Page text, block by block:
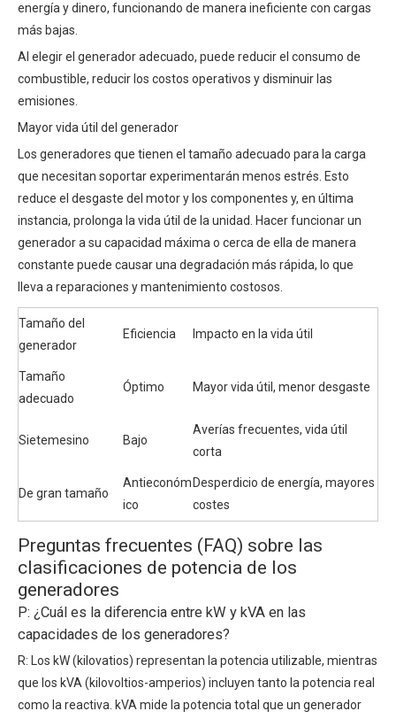
energía y dinero, funcionando de manera ineficiente con cargas
más bajas.
Al elegir el generador adecuado, puede reducir el consumo de
combustible, reducir los costos operativos y disminuir las
emisiones.
Mayor vida útil del generador
Los generadores que tienen el tamaño adecuado para la carga
que necesitan soportar experimentarán menos estrés. Esto
reduce el desgaste del motor y los componentes y, en última
instancia, prolonga la vida útil de la unidad. Hacer funcionar un
generador a su capacidad máxima o cerca de ella de manera
constante puede causar una degradación más rápida, lo que
lleva a reparaciones y mantenimiento costosos.
Tamaño del
generador
Eficiencia Impacto en la vida útil
Tamaño
adecuado
Óptimo Mayor vida útil, menor desgaste
Sietemesino Bajo
Averías frecuentes, vida útil
corta
De gran tamaño
Antieconóm
ico
Desperdicio de energía, mayores
costes
Preguntas frecuentes (FAQ) sobre las
clasificaciones de potencia de los
generadores
P: ¿Cuál es la diferencia entre kW y kVA en las
capacidades de los generadores?
R: Los kW (kilovatios) representan la potencia utilizable, mientras
que los kVA (kilovoltios-amperios) incluyen tanto la potencia real
como la reactiva. kVA mide la potencia total que un generador